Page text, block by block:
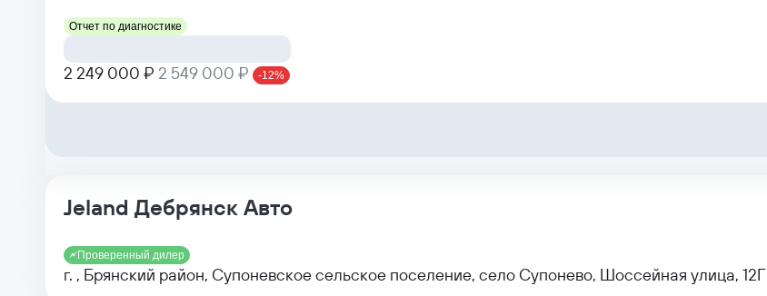
Отчет по диагностике
2 249 000 ₽ 2 549 000 ₽ -12%
Jeland Дебрянск Авто
Проверенный дилер
г. , Брянский район, Супоневское сельское поселение, село Супонево, Шоссейная улица, 12Г